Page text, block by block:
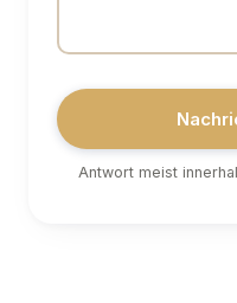
Antwort meist